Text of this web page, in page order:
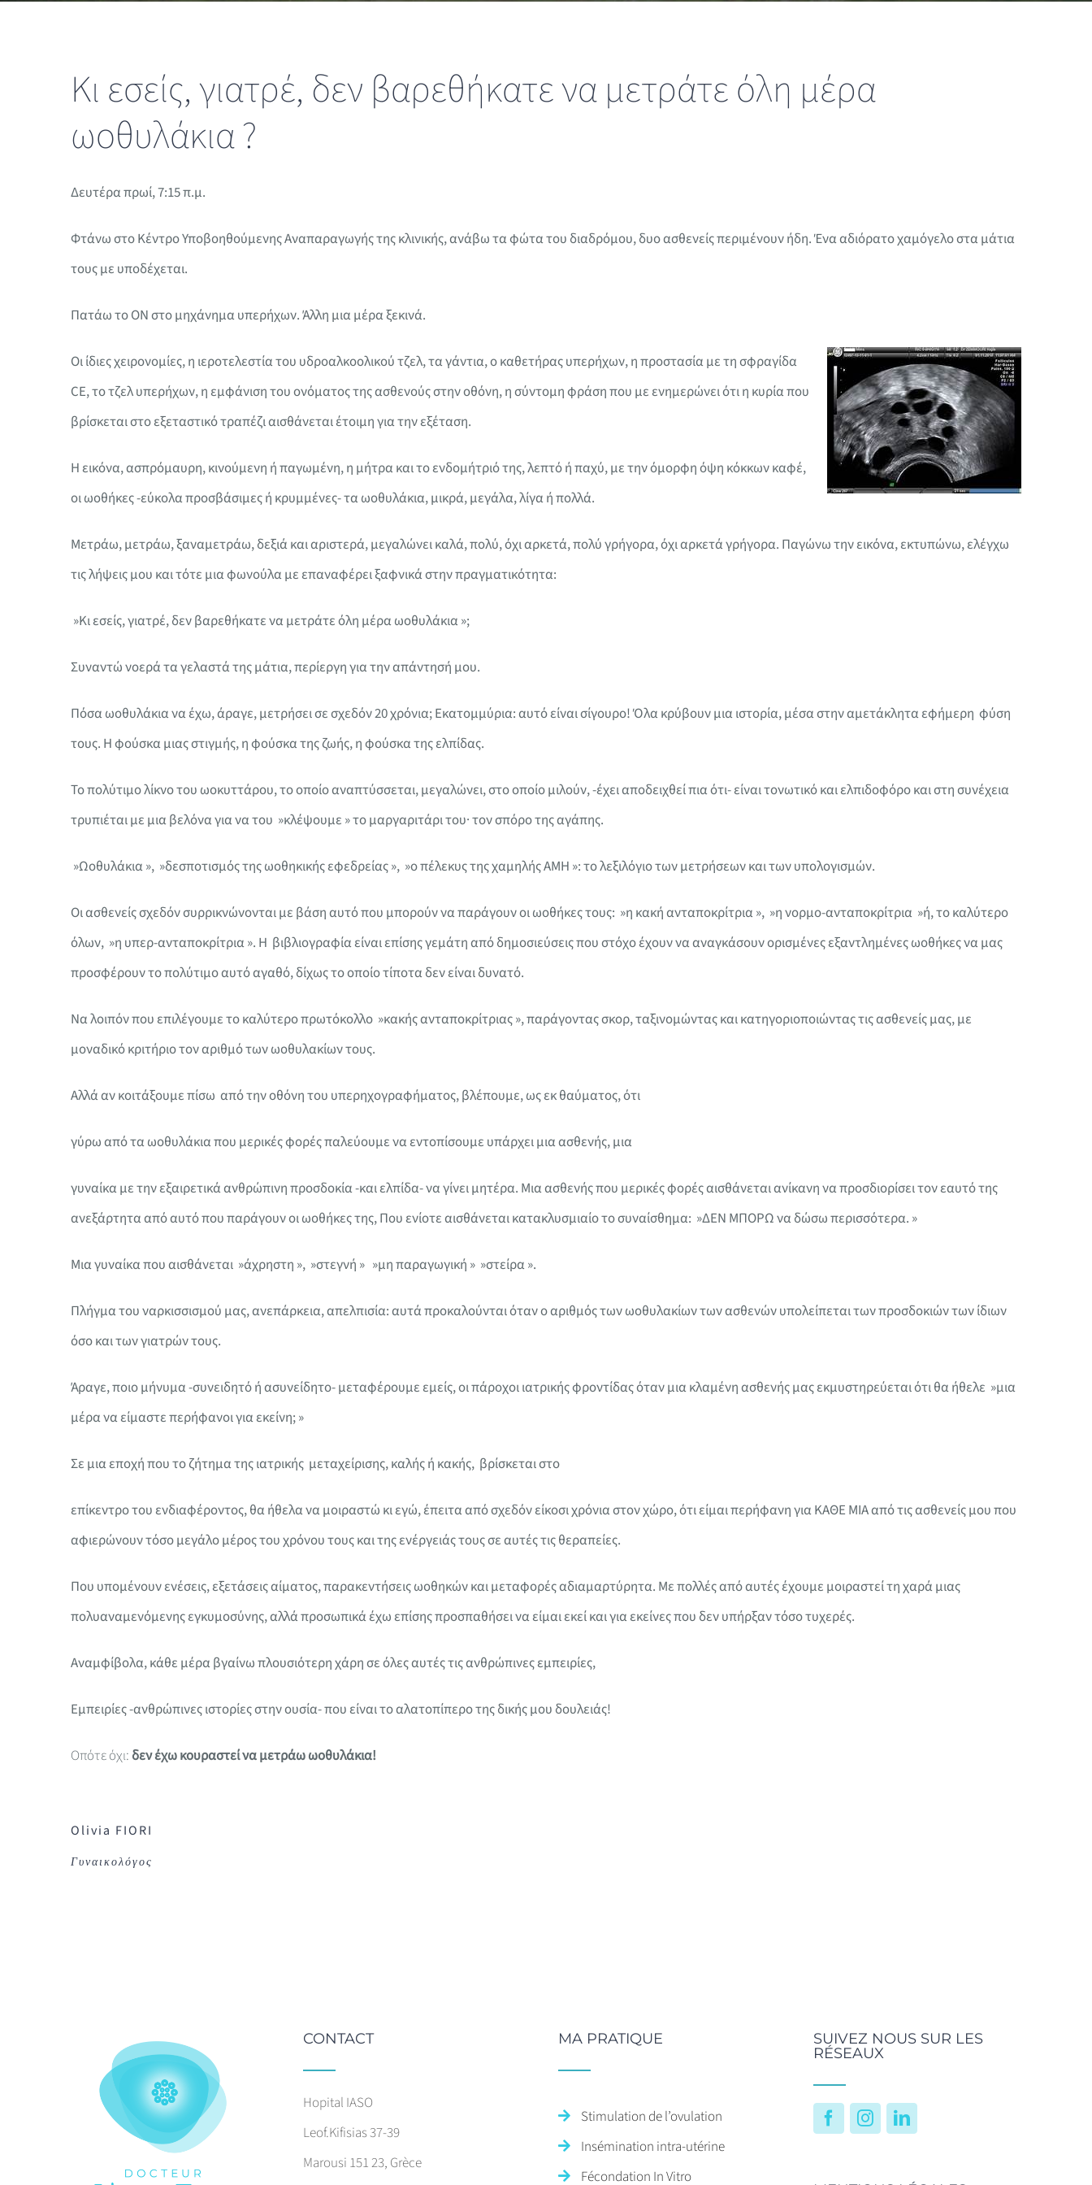
Κι εσείς, γιατρέ, δεν βαρεθήκατε να μετράτε όλη μέρα
ωοθυλάκια ?
Δευτέρα πρωί, 7:15 π.μ.
Φτάνω στο Κέντρο Υποβοηθούμενης Αναπαραγωγής της κλινικής, ανάβω τα φώτα του διαδρόμου, δυο ασθενείς περιμένουν ήδη. Ένα αδιόρατο χαμόγελο στα μάτια
τους με υποδέχεται.
Πατάω το ON στο μηχάνημα υπερήχων. Άλλη μια μέρα ξεκινά.
Οι ίδιες χειρονομίες, η ιεροτελεστία του υδροαλκοολικού τζελ, τα γάντια, ο καθετήρας υπερήχων, η προστασία με τη σφραγίδα
CE, το τζελ υπερήχων, η εμφάνιση του ονόματος της ασθενούς στην οθόνη, η σύντομη φράση που με ενημερώνει ότι η κυρία που
βρίσκεται στο εξεταστικό τραπέζι αισθάνεται έτοιμη για την εξέταση.
Η εικόνα, ασπρόμαυρη, κινούμενη ή παγωμένη, η μήτρα και το ενδομήτριό της, λεπτό ή παχύ, με την όμορφη όψη κόκκων καφέ,
οι ωοθήκες -εύκολα προσβάσιμες ή κρυμμένες- τα ωοθυλάκια, μικρά, μεγάλα, λίγα ή πολλά.
Μετράω, μετράω, ξαναμετράω, δεξιά και αριστερά, μεγαλώνει καλά, πολύ, όχι αρκετά, πολύ γρήγορα, όχι αρκετά γρήγορα. Παγώνω την εικόνα, εκτυπώνω, ελέγχω
τις λήψεις μου και τότε μια φωνούλα με επαναφέρει ξαφνικά στην πραγματικότητα:
»Κι εσείς, γιατρέ, δεν βαρεθήκατε να μετράτε όλη μέρα ωοθυλάκια »;
Συναντώ νοερά τα γελαστά της μάτια, περίεργη για την απάντησή μου.
Πόσα ωοθυλάκια να έχω, άραγε, μετρήσει σε σχεδόν 20 χρόνια; Εκατομμύρια: αυτό είναι σίγουρο! Όλα κρύβουν μια ιστορία, μέσα στην αμετάκλητα εφήμερη φύση
τους. Η φούσκα μιας στιγμής, η φούσκα της ζωής, η φούσκα της ελπίδας.
Το πολύτιμο λίκνο του ωοκυττάρου, το οποίο αναπτύσσεται, μεγαλώνει, στο οποίο μιλούν, -έχει αποδειχθεί πια ότι- είναι τονωτικό και ελπιδοφόρο και στη συνέχεια
τρυπιέται με μια βελόνα για να του »κλέψουμε » το μαργαριτάρι του· τον σπόρο της αγάπης.
»Ωοθυλάκια », »δεσποτισμός της ωοθηκικής εφεδρείας », »ο πέλεκυς της χαμηλής AMH »: το λεξιλόγιο των μετρήσεων και των υπολογισμών.
Οι ασθενείς σχεδόν συρρικνώνονται με βάση αυτό που μπορούν να παράγουν οι ωοθήκες τους: »η κακή ανταποκρίτρια », »η νορμο-ανταποκρίτρια »ή, το καλύτερο
όλων, »η υπερ-ανταποκρίτρια ». Η βιβλιογραφία είναι επίσης γεμάτη από δημοσιεύσεις που στόχο έχουν να αναγκάσουν ορισμένες εξαντλημένες ωοθήκες να μας
προσφέρουν το πολύτιμο αυτό αγαθό, δίχως το οποίο τίποτα δεν είναι δυνατό.
Να λοιπόν που επιλέγουμε το καλύτερο πρωτόκολλο »κακής ανταποκρίτριας », παράγοντας σκορ, ταξινομώντας και κατηγοριοποιώντας τις ασθενείς μας, με
μοναδικό κριτήριο τον αριθμό των ωοθυλακίων τους.
Αλλά αν κοιτάξουμε πίσω από την οθόνη του υπερηχογραφήματος, βλέπουμε, ως εκ θαύματος, ότι
γύρω από τα ωοθυλάκια που μερικές φορές παλεύουμε να εντοπίσουμε υπάρχει μια ασθενής, μια
γυναίκα με την εξαιρετικά ανθρώπινη προσδοκία -και ελπίδα- να γίνει μητέρα. Μια ασθενής που μερικές φορές αισθάνεται ανίκανη να προσδιορίσει τον εαυτό της
ανεξάρτητα από αυτό που παράγουν οι ωοθήκες της, Που ενίοτε αισθάνεται κατακλυσμιαίο το συναίσθημα: »ΔΕΝ ΜΠΟΡΩ να δώσω περισσότερα. »
Μια γυναίκα που αισθάνεται »άχρηστη », »στεγνή » »μη παραγωγική » »στείρα ».
Πλήγμα του ναρκισσισμού μας, ανεπάρκεια, απελπισία: αυτά προκαλούνται όταν ο αριθμός των ωοθυλακίων των ασθενών υπολείπεται των προσδοκιών των ίδιων
όσο και των γιατρών τους.
Άραγε, ποιο μήνυμα -συνειδητό ή ασυνείδητο- μεταφέρουμε εμείς, οι πάροχοι ιατρικής φροντίδας όταν μια κλαμένη ασθενής μας εκμυστηρεύεται ότι θα ήθελε »μια
μέρα να είμαστε περήφανοι για εκείνη; »
Σε μια εποχή που το ζήτημα της ιατρικής μεταχείρισης, καλής ή κακής, βρίσκεται στο
επίκεντρο του ενδιαφέροντος, θα ήθελα να μοιραστώ κι εγώ, έπειτα από σχεδόν είκοσι χρόνια στον χώρο, ότι είμαι περήφανη για ΚΑΘΕ ΜΙΑ από τις ασθενείς μου που
αφιερώνουν τόσο μεγάλο μέρος του χρόνου τους και της ενέργειάς τους σε αυτές τις θεραπείες.
Που υπομένουν ενέσεις, εξετάσεις αίματος, παρακεντήσεις ωοθηκών και μεταφορές αδιαμαρτύρητα. Με πολλές από αυτές έχουμε μοιραστεί τη χαρά μιας
πολυαναμενόμενης εγκυμοσύνης, αλλά προσωπικά έχω επίσης προσπαθήσει να είμαι εκεί και για εκείνες που δεν υπήρξαν τόσο τυχερές.
Αναμφίβολα, κάθε μέρα βγαίνω πλουσιότερη χάρη σε όλες αυτές τις ανθρώπινες εμπειρίες,
Εμπειρίες -ανθρώπινες ιστορίες στην ουσία- που είναι το αλατοπίπερο της δικής μου δουλειάς!
Οπότε όχι: δεν έχω κουραστεί να μετράω ωοθυλάκια!
Olivia FIORI
Γυναικολόγος
CONTACT
Hopital IASO
Leof.Kifisias 37-39
Marousi 151 23, Grèce
MA PRATIQUE
Stimulation de l’ovulation
Insémination intra-utérine
Fécondation In Vitro
SUIVEZ NOUS SUR LES
RÉSEAUX
FacebookInstagramLinkedIn